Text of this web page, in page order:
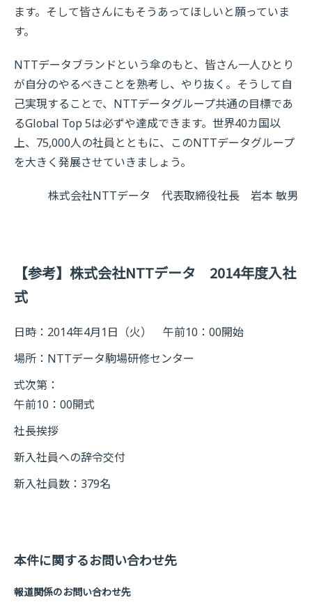
ます。そして皆さんにもそうあってほしいと願っていま
す。
NTTデータブランドという傘のもと、皆さん一人ひとり
が自分のやるべきことを熟考し、やり抜く。そうして自
己実現することで、NTTデータグループ共通の目標であ
るGlobal Top 5は必ずや達成できます。世界40カ国以
上、75,000人の社員とともに、このNTTデータグループ
を大きく発展させていきましょう。
株式会社NTTデータ 代表取締役社長 岩本 敏男
【参考】株式会社NTTデータ 2014年度入社
式
日時：2014年4月1日（火） 午前10：00開始
場所：NTTデータ駒場研修センター
式次第：
午前10：00開式
社長挨拶
新入社員への辞令交付
新入社員数：379名
本件に関するお問い合わせ先
報道関係のお問い合わせ先